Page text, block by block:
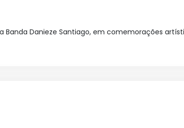
Danieze Santiago, em comemorações